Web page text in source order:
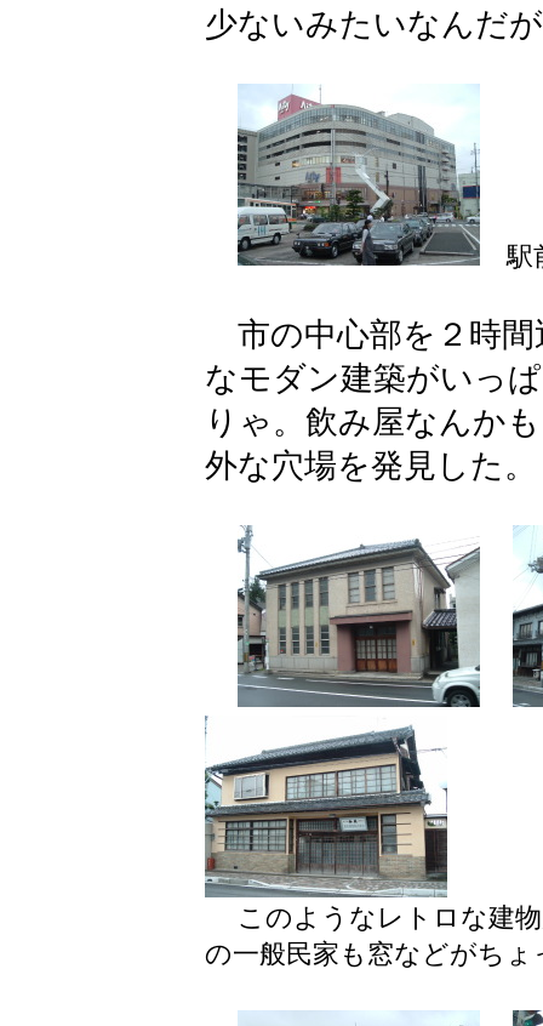
少ないみたいなんだ
駅
市の中心部を２時間
なモダン建築がいっ
りゃ。飲み屋なんか
外な穴場を発見した。
このようなレトロな建
の一般民家も窓などがち